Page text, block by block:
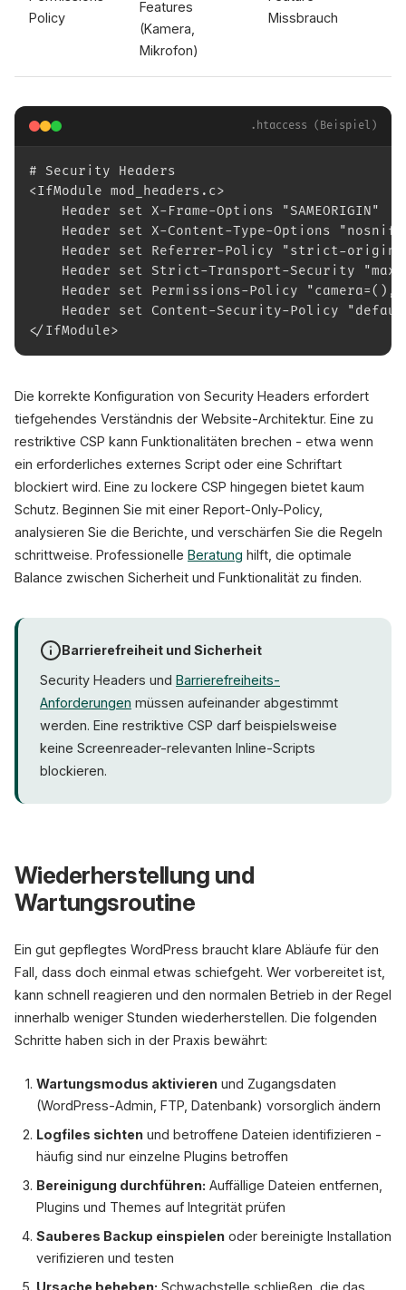
Policy
Features
(Kamera,
Mikrofon)
Missbrauch
.htaccess (Beispiel)
# Security Headers
<IfModule mod_headers.c>
Header set X-Frame-Options "SAMEORIGIN"
Header set X-Content-Type-Options
Header set Referrer-Policy "strict-origin-
Header set Strict-Transport-Security "max-
Header set Permissions-Policy "camera=(),
Header set Content-Security-Policy
</IfModule>
Die korrekte Konfiguration von Security Headers erfordert
tiefgehendes Verständnis der Website-Architektur. Eine zu
restriktive CSP kann Funktionalitäten brechen - etwa wenn
ein erforderliches externes Script oder eine Schriftart
blockiert wird. Eine zu lockere CSP hingegen bietet kaum
Schutz. Beginnen Sie mit einer Report-Only-Policy,
analysieren Sie die Berichte, und verschärfen Sie die Regeln
schrittweise. Professionelle Beratung hilft, die optimale
Balance zwischen Sicherheit und Funktionalität zu finden.
Barrierefreiheit und Sicherheit
Security Headers und Barrierefreiheits-
Anforderungen müssen aufeinander abgestimmt
werden. Eine restriktive CSP darf beispielsweise
keine Screenreader-relevanten Inline-Scripts
blockieren.
Wiederherstellung und
Wartungsroutine
Ein gut gepflegtes WordPress braucht klare Abläufe für den
Fall, dass doch einmal etwas schiefgeht. Wer vorbereitet ist,
kann schnell reagieren und den normalen Betrieb in der Regel
innerhalb weniger Stunden wiederherstellen. Die folgenden
Schritte haben sich in der Praxis bewährt:
Wartungsmodus aktivieren und Zugangsdaten
(WordPress-Admin, FTP, Datenbank) vorsorglich ändern
Logfiles sichten und betroffene Dateien identifizieren -
häufig sind nur einzelne Plugins betroffen
Bereinigung durchführen: Auffällige Dateien entfernen,
Plugins und Themes auf Integrität prüfen
Sauberes Backup einspielen oder bereinigte Installation
verifizieren und testen
Ursache beheben: Schwachstelle schließen, die das